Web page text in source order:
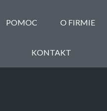
POMOC O FIRMIE
KONTAKT